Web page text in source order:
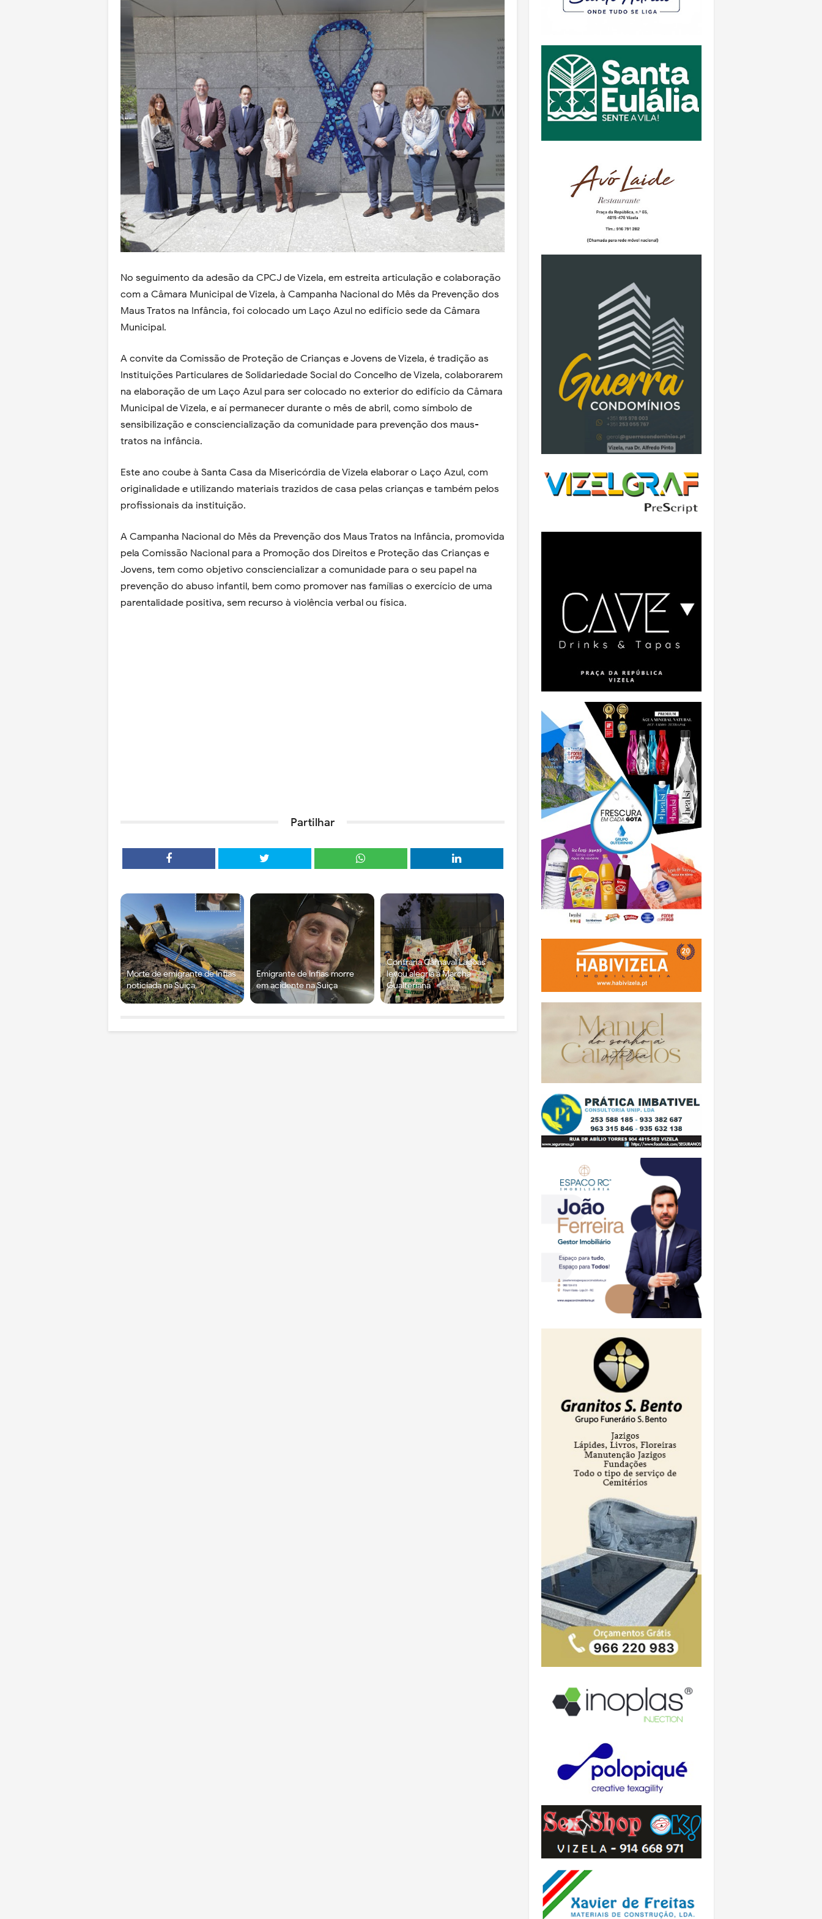
No seguimento da adesão da CPCJ de Vizela, em estreita articulação e colaboração
com a Câmara Municipal de Vizela, à Campanha Nacional do Mês da Prevenção dos
Maus Tratos na Infância, foi colocado um Laço Azul no edifício sede da Câmara
Municipal.
A convite da Comissão de Proteção de Crianças e Jovens de Vizela, é tradição as
Instituições Particulares de Solidariedade Social do Concelho de Vizela, colaborarem
na elaboração de um Laço Azul para ser colocado no exterior do edifício da Câmara
Municipal de Vizela, e aí permanecer durante o mês de abril, como símbolo de
sensibilização e consciencialização da comunidade para prevenção dos maus-
tratos na infância.
Este ano coube à Santa Casa da Misericórdia de Vizela elaborar o Laço Azul, com
originalidade e utilizando materiais trazidos de casa pelas crianças e também pelos
profissionais da instituição.
A Campanha Nacional do Mês da Prevenção dos Maus Tratos na Infância, promovida
pela Comissão Nacional para a Promoção dos Direitos e Proteção das Crianças e
Jovens, tem como objetivo consciencializar a comunidade para o seu papel na
prevenção do abuso infantil, bem como promover nas famílias o exercício de uma
parentalidade positiva, sem recurso à violência verbal ou física.
Partilhar
Morte de emigrante de Infias
noticiada na Suíça
Emigrante de Infias morre
em acidente na Suíça
Confraria Carnaval Lagoas
levou alegria à Marcha
Gualteriana